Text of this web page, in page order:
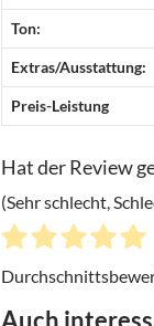
Ton:
Extras/Ausstattung:
Preis-Leistung
Hat der Review
(Sehr schlecht,